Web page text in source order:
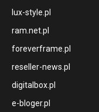
lux-style.pl
ram.net.pl
foreverframe.pl
reseller-news.pl
digitalbox.pl
e-bloger.pl